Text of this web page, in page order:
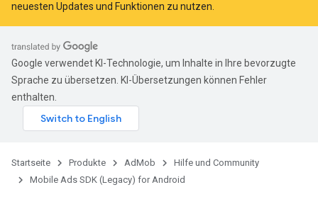
neuesten Updates und Funktionen zu nutzen.
Google verwendet KI-Technologie, um Inhalte in Ihre bevorzugte
Sprache zu übersetzen. KI-Übersetzungen können Fehler
enthalten.
Startseite Produkte AdMob
Hilfe und Community
Mobile Ads SDK (Legacy) for Android